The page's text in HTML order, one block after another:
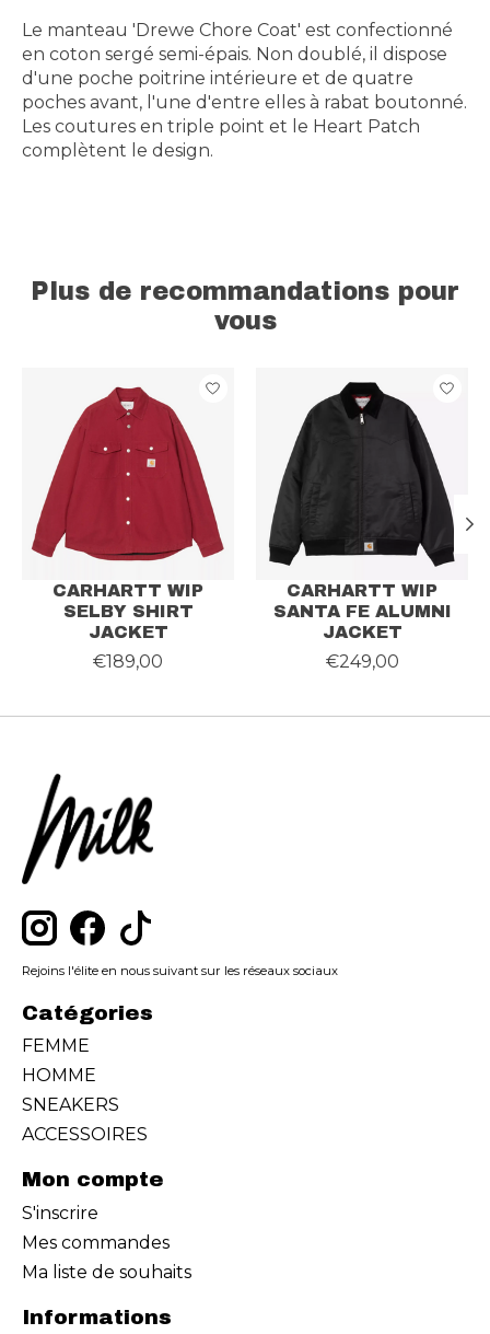
Le manteau 'Drewe Chore Coat' est confectionné
en coton sergé semi-épais. Non doublé, il dispose
d'une poche poitrine intérieure et de quatre
poches avant, l'une d'entre elles à rabat boutonné.
Les coutures en triple point et le Heart Patch
complètent le design.
Plus de recommandations pour
vous
Articles du carrousel de produits
CARHARTT WIP
SELBY SHIRT
JACKET
€189,00
CARHARTT WIP
SANTA FE ALUMNI
JACKET
€249,00
Rejoins l'élite en nous suivant sur les réseaux sociaux
Catégories
FEMME
HOMME
SNEAKERS
ACCESSOIRES
Mon compte
S'inscrire
Mes commandes
Ma liste de souhaits
Informations